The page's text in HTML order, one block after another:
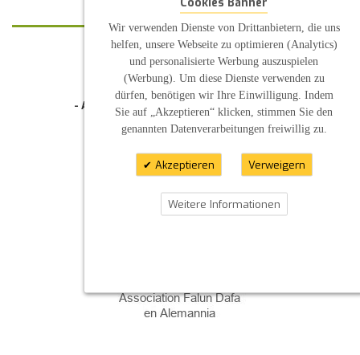
KONTAKT
INFORMATION
- Allgemeine Geschäftsbedingung (AGB)
- Widerrufsbelehrung
- Datenschutzerklärung
- Pflegehinweise
E-Mail: infos@sp-kerzen.de
Wir verwenden Dienste von Drittanbietern, die uns
helfen, unsere Webseite zu optimieren (Analytics)
und personalisierte Werbung auszuspielen
(Werbung). Um diese Dienste verwenden zu
dürfen, benötigen wir Ihre Einwilligung. Indem
Sie auf „Akzeptieren“ klicken, stimmen Sie den
genannten Datenverarbeitungen freiwillig zu.
Akzeptieren Verweigern
Weitere Informationen